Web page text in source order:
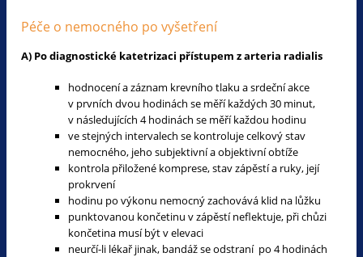
Péče o nemocného po vyšetření
A) Po diagnostické katetrizaci přístupem z arteria radialis
hodnocení a záznam krevního tlaku a srdeční akce
v prvních dvou hodinách se měří každých 30 minut,
v následujících 4 hodinách se měří každou hodinu
ve stejných intervalech se kontroluje celkový stav
nemocného, jeho subjektivní a objektivní obtíže
kontrola přiložené komprese, stav zápěstí a ruky, její
prokrvení
hodinu po výkonu nemocný zachovává klid na lůžku
punktovanou končetinu v zápěstí neflektuje, při chůzi
končetina musí být v elevaci
neurčí-li lékař jinak, bandáž se odstraní po 4 hodinách